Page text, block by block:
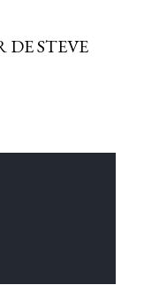
DE STEVE